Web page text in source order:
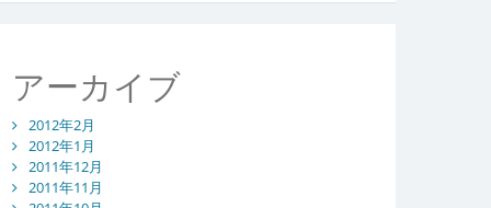
アーカイブ
2012年2月
2012年1月
2011年12月
2011年11月